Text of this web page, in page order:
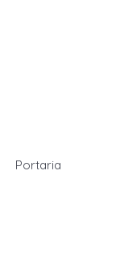
Portaria